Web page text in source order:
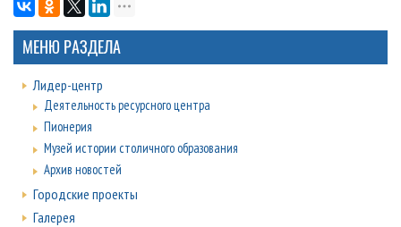
МЕНЮ РАЗДЕЛА
Лидер-центр
Деятельность ресурсного центра
Пионерия
Музей истории столичного образования
Архив новостей
Городские проекты
Галерея